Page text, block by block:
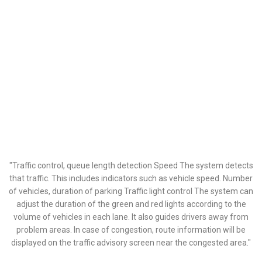
"Traffic control, queue length detection Speed The system detects
that traffic. This includes indicators such as vehicle speed. Number
of vehicles, duration of parking Traffic light control The system can
adjust the duration of the green and red lights according to the
volume of vehicles in each lane. It also guides drivers away from
problem areas. In case of congestion, route information will be
displayed on the traffic advisory screen near the congested area."